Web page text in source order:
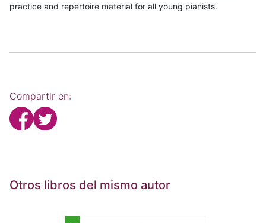
practice and repertoire material for all young pianists.
Compartir en:
Otros libros del mismo autor